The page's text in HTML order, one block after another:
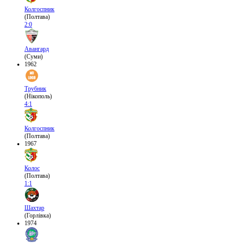
Колгоспник
(Полтава)
2:0
Авангард
(Суми)
1962
Трубник
(Нікополь)
4:1
Колгоспник
(Полтава)
1967
Колос
(Полтава)
1:1
Шахтар
(Горлівка)
1974